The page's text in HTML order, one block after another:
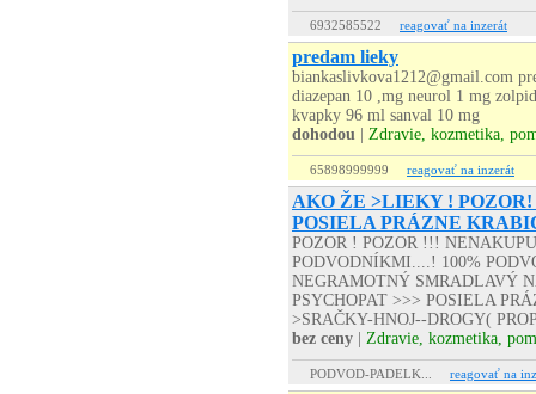
6932585522 reagovať na inzerát
predam lieky
biankaslivkova1212@gmail.com
diazepan 10 ,mg neurol 1 mg
kvapky 96 ml sanval 10 mg
dohodou
Zdravie, kozmetika,
65898999999 reagovať na inzerát
AKO ŽE >LIEKY !
POSIELA PRÁZNE
POZOR ! POZOR !!!
PODVODNÍKMI....! 100%
NEGRAMOTNÝ SMRADLAVÝ
PSYCHOPAT >>> POSIELA
>SRAČKY-HNOJ--DROGY(
bez ceny
Zdravie, kozmetika,
PODVOD-PADELK... reagovať na